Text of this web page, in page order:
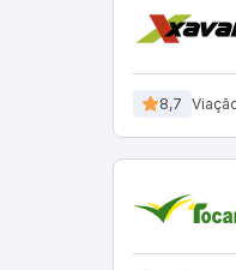
8,7